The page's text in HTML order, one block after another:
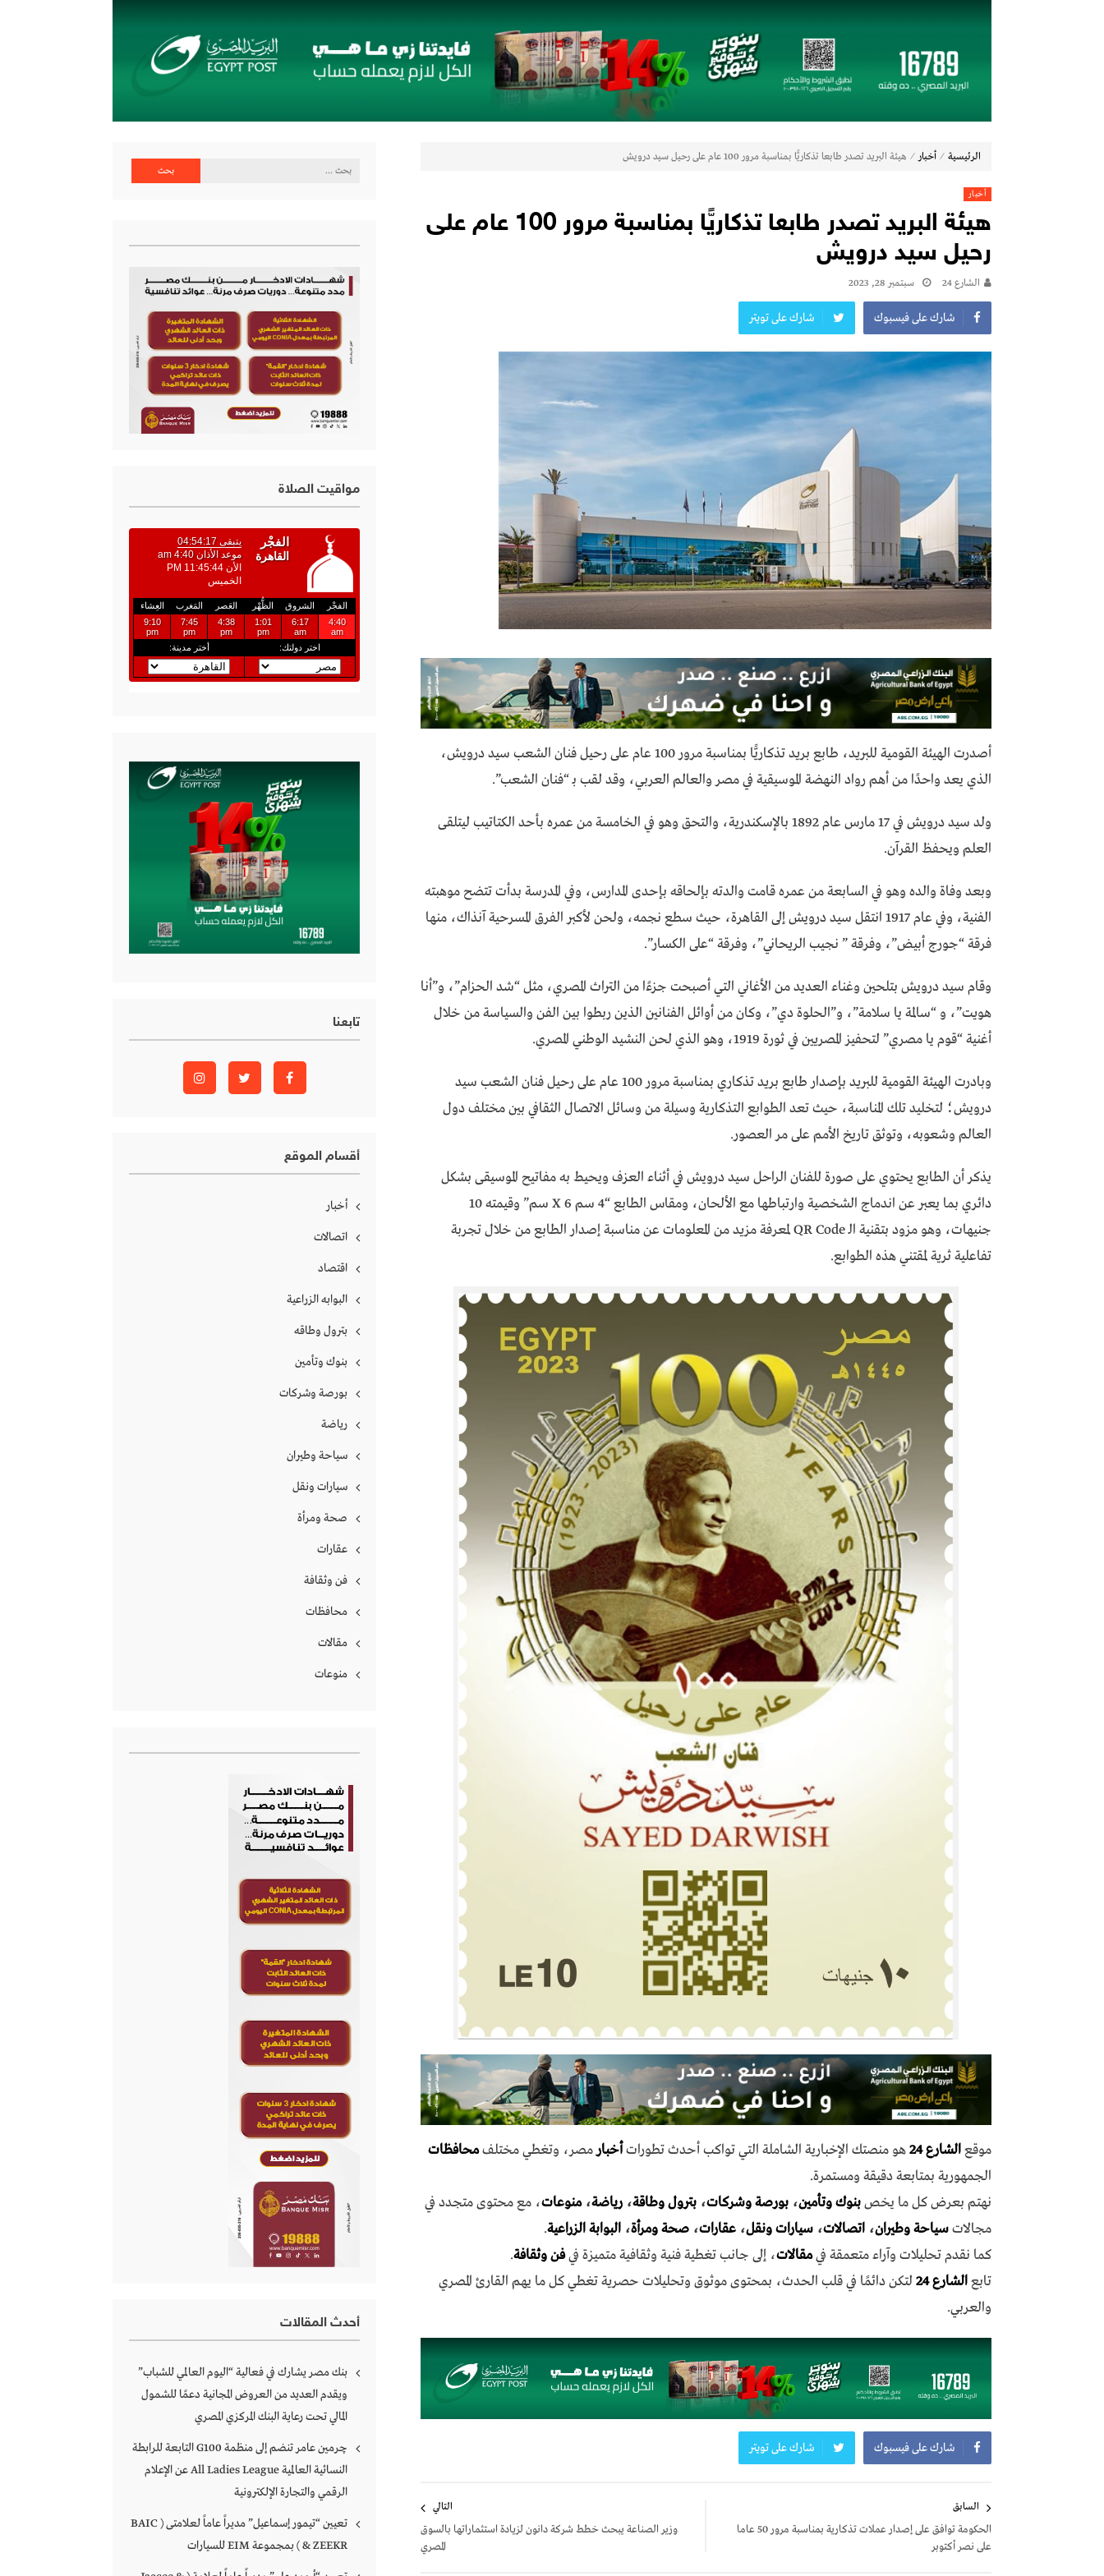
إي اف چي فاينانس تستعرض خطط نمو «بلد» لتعزيز حضورها في سوق تحويلات المصريين بالخارج
مجموعة عز العرب السويدي للاستثمارات توقّع شراكة استراتيجية مع أومودا وجايكو باستثمار 5 مليار جنيه لدعم قطاع السيارات في مصر
دايموند موتورز–ميتسوبيشي موتورز مصر و«التوكيل دوت كوم» تعلنان شراكة لشراء سيارات ميتسوبيشي أونلاين
چرمين عامر تنضم إلى منظمة G100 التابعة للرابطة النسائية العالمية All Ladies League عن الإعلام الرقمي والتجارة الإلكترونية
تعيين “تيمور إسماعيل” مديراً عاماً لعلامتى ( BAIC & ZEEKR ) بمجموعة EIM للسيارات
الرئيسية ⁄ أخبار ⁄ هيئة البريد تصدر طابعا تذكاريًّا بمناسبة مرور 100 عام على رحيل سيد درويش
أخبار
هيئة البريد تصدر طابعا تذكاريًّا بمناسبة مرور 100 عام على
رحيل سيد درويش
الشارع 24 سبتمبر 28, 2023
شارك على فيسبوك شارك على تويتر
أصدرت الهيئة القومية للبريد، طابع بريد تذكاريًّا بمناسبة مرور 100 عام على رحيل فنان الشعب سيد درويش،
الذي يعد واحدًا من أهم رواد النهضة الموسيقية في مصر والعالم العربي، وقد لقب بـ “فنان الشعب”.
ولد سيد درويش في 17 مارس عام 1892 بالإسكندرية، والتحق وهو في الخامسة من عمره بأحد الكتاتيب ليتلقى
العلم ويحفظ القرآن.
وبعد وفاة والده وهو في السابعة من عمره قامت والدته بإلحاقه بإحدى المدارس، وفي المدرسة بدأت تتضح موهبته
الفنية، وفي عام 1917 انتقل سيد درويش إلى القاهرة، حيث سطع نجمه، ولحن لأكبر الفرق المسرحية آنذاك، منها
فرقة “جورج أبيض”، وفرقة ” نجيب الريحاني”، وفرقة “على الكسار”.
وقام سيد درويش بتلحين وغناء العديد من الأغاني التي أصبحت جزءًا من التراث المصري، مثل “شد الحزام”، و”أنا
هويت”، و “سالمة يا سلامة”، و”الحلوة دي”، وكان من أوائل الفنانين الذين ربطوا بین الفن والسياسة من خلال
أغنية “قوم يا مصري” لتحفيز المصريين في ثورة 1919، وهو الذي لحن النشيد الوطني المصري.
وبادرت الهيئة القومية للبريد بإصدار طابع بريد تذكاري بمناسبة مرور 100 عام على رحيل فنان الشعب سيد
درويش؛ لتخليد تلك المناسبة، حيث تعد الطوابع التذكارية وسيلة من وسائل الاتصال الثقافي بين مختلف دول
العالم وشعوبه، وتوثق تاريخ الأمم على مر العصور.
يذكر أن الطابع يحتوي على صورة للفنان الراحل سيد درويش في أثناء العزف ويحيط به مفاتيح الموسيقى بشكل
دائري بما يعبر عن اندماج الشخصية وارتباطها مع الألحان، ومقاس الطابع “4 سم X 6 سم” وقيمته 10
جنيهات، وهو مزود بتقنية الـ QR Code لمعرفة مزيد من المعلومات عن مناسبة إصدار الطابع من خلال تجربة
تفاعلية ثرية لمقتني هذه الطوابع.
موقعالشارع 24 هو منصتك الإخبارية الشاملة التي تواكب أحدث تطوراتأخبار مصر، وتغطي مختلفمحافظات
الجمهورية بمتابعة دقيقة ومستمرة.
نهتم بعرض كل ما يخصبنوك وتأمين، بورصة وشركات، بترول وطاقة، رياضة،منوعات، مع محتوى متجدد في
مجالاتسياحة وطيران، اتصالات، سيارات ونقل، عقارات، صحة ومرأة، البوابة الزراعية.
كما نقدم تحليلات وآراء متعمقة فيمقالات، إلى جانب تغطية فنية وثقافية متميزة فيفن وثقافة.
تابعالشارع 24
لتكن دائمًا في قلب الحدث، بمحتوى موثوق وتحليلات حصرية تغطي كل ما يهم القارئ المصري
والعربي.
شارك على فيسبوك شارك على تويتر
المقالات
السابق
الحكومة توافق على إصدار عملات تذكارية بمناسبة مرور 50 عاما
على نصر أكتوبر
التالي
وزير الصناعة يبحث خطط شركة دانون لزيادة استثماراتها بالسوق
المصري
البحث
مواقيت الصلاة
تابعنا
أقسام الموقع
أخبار
اتصالات
اقتصاد
البوابه الزراعية
بترول وطاقه
بنوك وتأمين
بورصة وشركات
رياضة
سياحة وطيران
سيارات ونقل
صحة ومرأة
عقارات
فن وثقافة
محافظات
مقالات
منوعات
أحدث المقالات
بنك مصر يشارك في فعالية “اليوم العالمي للشباب”
ويقدم العديد من العروض المجانية دعمًا للشمول
المالي تحت رعاية البنك المركزي المصري
چرمين عامر تنضم إلى منظمة G100 التابعة للرابطة
النسائية العالمية All Ladies League عن الإعلام
الرقمي والتجارة الإلكترونية
تعيين “تيمور إسماعيل” مديراً عاماً لعلامتى ( BAIC
& ZEEKR ) بمجموعة EIM للسيارات